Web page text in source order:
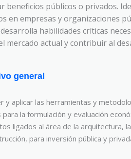
beneficios públicos o privados.
en empresas y organizaciones
habilidades críticas
mercado actual y contribuir al
general
y aplicar las herramientas y
para la formulación y evaluación
ligados al área de la arquitectura,
para inversión pública y